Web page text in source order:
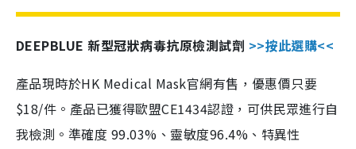
DEEPBLUE 新型冠狀病毒抗原檢測試劑 >>按此選購<<
產品現時於HK Medical Mask官網有售，優惠價只要
$18/件。產品已獲得歐盟CE1434認證，可供民眾進行自
我檢測。準確度 99.03%、靈敏度96.4%、特異性